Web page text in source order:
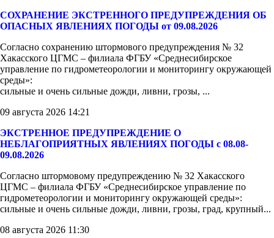
СОХРАНЕНИЕ ЭКСТРЕННОГО ПРЕДУПРЕЖДЕНИЯ ОБ
ОПАСНЫХ ЯВЛЕНИЯХ ПОГОДЫ от 09.08.2026
Согласно сохранению штормового предупреждения № 32
Хакасского ЦГМС – филиала ФГБУ «Среднесибирское
управление по гидрометеорологии и мониторингу окружающей
среды»:
сильные и очень сильные дожди, ливни, грозы, ...
09 августа 2026 14:21
ЭКСТРЕННОЕ ПРЕДУПРЕЖДЕНИЕ О
НЕБЛАГОПРИЯТНЫХ ЯВЛЕНИЯХ ПОГОДЫ с 08.08-
09.08.2026
Согласно штормовому предупреждению № 32 Хакасского
ЦГМС – филиала ФГБУ «Среднесибирское управление по
гидрометеорологии и мониторингу окружающей среды»:
сильные и очень сильные дожди, ливни, грозы, град, крупный...
08 августа 2026 11:30